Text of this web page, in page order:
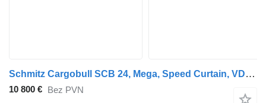
Schmitz Cargobull SCB 24, Mega, Speed Curtain, VDI 2700, neue Plane
10 800 € Bez PVN